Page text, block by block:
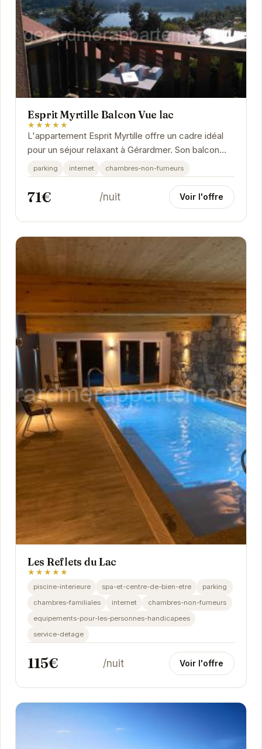
Esprit Myrtille Balcon Vue lac
★★★★★
L'appartement Esprit Myrtille offre un cadre idéal
pour un séjour relaxant à Gérardmer. Son balcon
avec vue sur le lac est un véritable atout,...
parking internet chambres-non-fumeurs
71€ /nuit Voir l'offre
Les Reflets du Lac
★★★★★
piscine-interieure spa-et-centre-de-bien-etre
parking
chambres-familiales
internet
chambres-non-fumeurs
equipements-pour-les-personnes-handicapees
service-detage
115€ /nuit Voir l'offre